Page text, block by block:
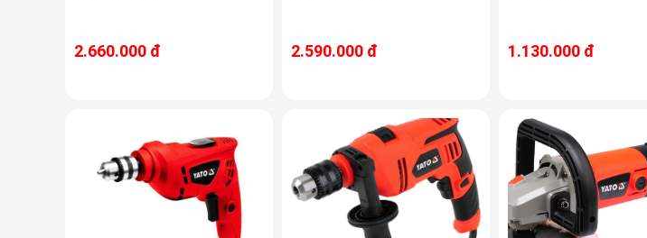
2.660.000 đ 2.590.000 đ 1.130.000 đ